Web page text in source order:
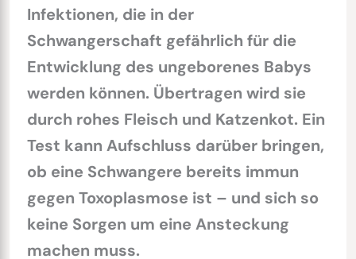
Infektionen, die in der
Schwangerschaft gefährlich für die
Entwicklung des ungeborenes Babys
werden können. Übertragen wird sie
durch rohes Fleisch und Katzenkot. Ein
Test kann Aufschluss darüber bringen,
ob eine Schwangere bereits immun
gegen Toxoplasmose ist – und sich so
keine Sorgen um eine Ansteckung
machen muss.